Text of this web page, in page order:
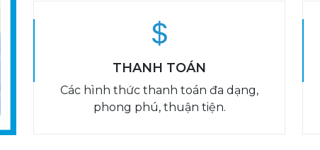
THANH TOÁN
Các hình thức thanh toán đa dạng,
phong phú, thuận tiện.